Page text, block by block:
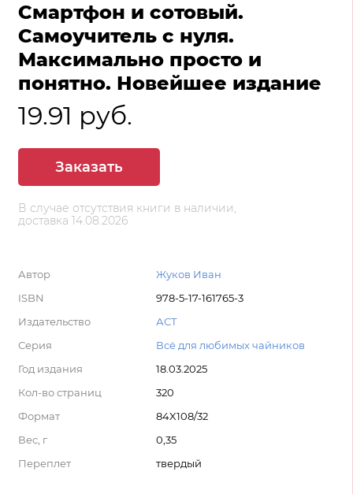
Смартфон и сотовый.
Самоучитель с нуля.
Максимально просто и
понятно. Новейшее издание
19.91 руб.
Заказать
В случае отсутствия книги в наличии,
доставка 14.08.2026
Автор
Жуков Иван
ISBN
978-5-17-161765-3
Издательство
АСТ
Серия
Всё для любимых чайников
Год издания
18.03.2025
Кол-во страниц
320
Формат
84X108/32
Вес, г
0,35
Переплет
твердый